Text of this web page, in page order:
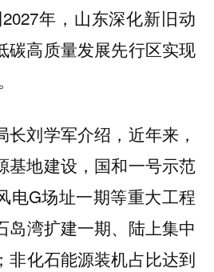
年，山东深化新旧动
碳高质量发展先行区实现
刘学军介绍，近年来，
基地建设，国和一号示范
电G场址一期等重大工程
岛湾扩建一期、陆上集中
非化石能源装机占比达到